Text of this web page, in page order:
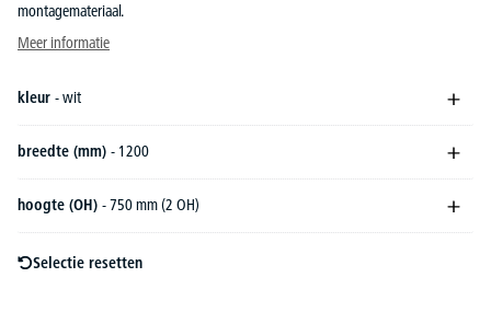
montagemateriaal.
Meer informatie
kleur - wit
breedte (mm) - 1200
hoogte (OH) - 750 mm (2 OH)
Selectie resetten